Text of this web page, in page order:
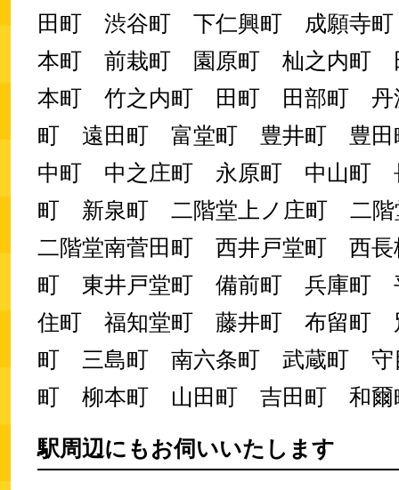
田町 渋谷町 下仁興町 成願寺
本町 前栽町 園原町 杣之内町
本町 竹之内町 田町 田部町 丹
町 遠田町 富堂町 豊井町 豊
中町 中之庄町 永原町 中山町
町 新泉町 二階堂上ノ庄町 二
二階堂南菅田町 西井戸堂町 西
町 東井戸堂町 備前町 兵庫町
住町 福知堂町 藤井町 布留町
町 三島町 南六条町 武蔵町 守
町 柳本町 山田町 吉田町 和爾
駅周辺にもお伺いいたします